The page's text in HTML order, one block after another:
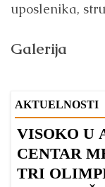
uposlenika,
Galerija
AKTUELNOSTI
VISOKO U
CENTAR
TRI